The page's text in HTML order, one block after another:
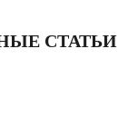
СТАТЬИ